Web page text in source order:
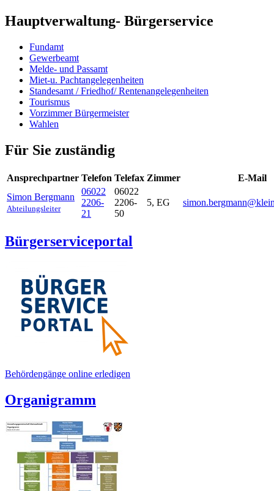
Hauptverwaltung- Bürgerservice
Fundamt
Gewerbeamt
Melde- und Passamt
Miet-u. Pachtangelegenheiten
Standesamt / Friedhof/ Rentenangelegenheiten
Tourismus
Vorzimmer Bürgermeister
Wahlen
Für Sie zuständig
Ansprechpartner Telefon Telefax Zimmer
E-Mail
Simon Bergmann
Abteilungsleiter
06022
2206-
21
06022
2206-
50
5, EG
Bürgerserviceportal
Behördengänge online erledigen
Organigramm